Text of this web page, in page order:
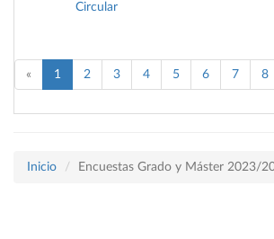
Circular
« 1 2 3 4 5 6 7 8
Inicio Encuestas Grado y Máster 2023/